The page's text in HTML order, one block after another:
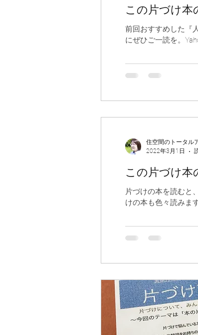
この片づけ
前回おすすめした『
にぜひご一読を。
住空間のトータ
2022年3月1日
この片づけ本
片づけの本を読むと
けの本も色々読みま